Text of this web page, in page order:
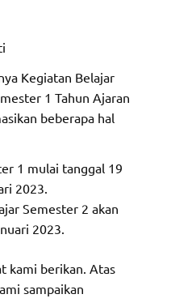
Kegiatan Belajar
1 Tahun Ajaran
beberapa hal
1 mulai tanggal 19
2023.
Semester 2 akan
2023.
kami berikan. Atas
sampaikan